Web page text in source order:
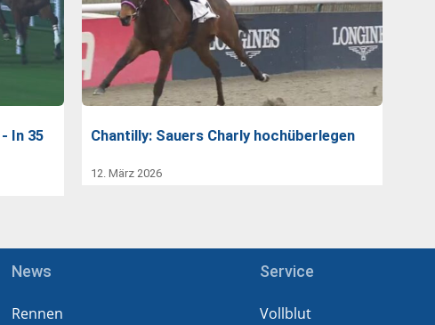
In 35
Chantilly: Sauers Charly hochüberlegen
12. März 2026
News
Rennen
Service
Vollblut